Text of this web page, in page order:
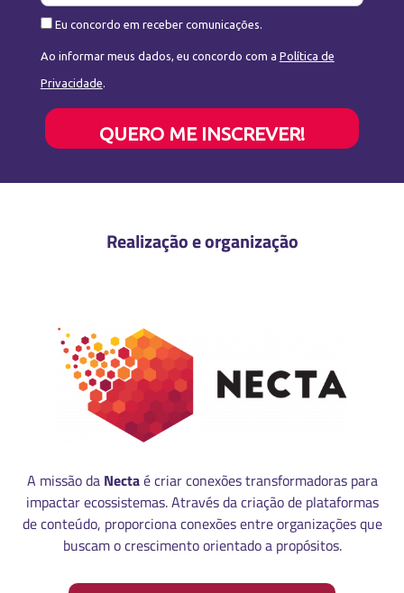
Eu concordo em receber comunicações.
Ao informar meus dados, eu concordo com a Política de
Privacidade.
QUERO ME INSCREVER!
Realização e organização
A missão da Nectaé criar conexões transformadoras para
impactar ecossistemas. Através da criação de plataformas
de conteúdo, proporciona conexões entre organizações que
buscam o crescimento orientado a propósitos.